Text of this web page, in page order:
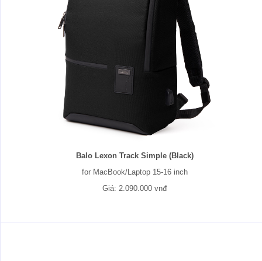
Balo Lexon Track Simple (Black)
for MacBook/Laptop 15-16 inch
Giá: 2.090.000 vnđ